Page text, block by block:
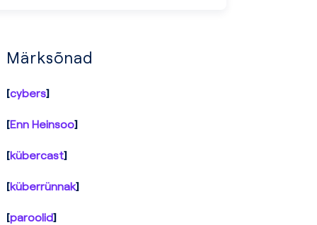
Märksõnad
cybers
Enn Heinsoo
kübercast
küberrünnak
paroolid